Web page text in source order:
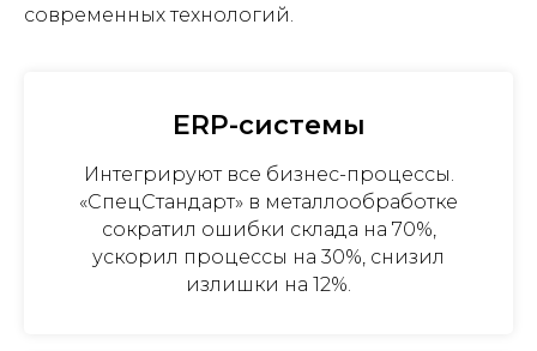
современных технологий.
ERP-системы
Интегрируют все бизнес-процессы.
«СпецСтандарт» в металлообработке
сократил ошибки склада на 70%,
ускорил процессы на 30%, снизил
излишки на 12%.